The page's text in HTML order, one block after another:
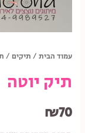
עמוד הבית / תיקים /
תיק יוטה
₪70